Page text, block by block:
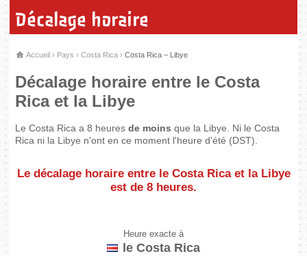
Décalage horaire
Accueil › Pays ›Costa Rica ›Costa Rica – Libye
Décalage horaire entre le Costa
Rica et la Libye
Le Costa Rica a 8 heuresde moins que la Libye. Ni le Costa
Rica ni la Libye n'ont en ce moment l'heure d'été (DST).
Le décalage horaire entre le Costa Rica et la Libye
est de 8 heures.
Heure exacte à
le Costa Rica